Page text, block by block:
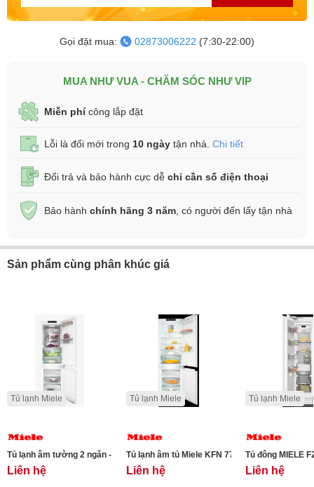
Gọi đặt mua: 02873006222 (7:30-22:00)
MUA NHƯ VUA - CHĂM SÓC NHƯ VIP
Miễn phícông lắp đặt
Lỗi là đổi mới trong 10 ngày tận nhà. Chi tiết
Đổi trả và bảo hành cực dễ chỉ cần số điện thoại
Bảo hành chính hãng 3 năm , có người đến lấy tận nhà
Sản phẩm cùng phân khúc giá
Tủ lạnh Miele
Tủ lạnh âm tường 2 ngăn - ngăn đá dưới Miele KFN 7774 D
Liên hệ
Tủ lạnh Miele
Tủ lạnh âm tủ Miele KFN 7734 D - 253 lít
Liên hệ
Tủ lạnh Miele
Tủ đông MIELE
Liên hệ